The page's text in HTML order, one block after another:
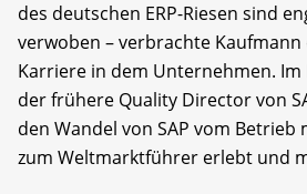
des deutschen ERP-Riesen sind
verwoben – verbrachte
Karriere in dem Unternehmen.
der frühere Quality Director von
den Wandel von SAP vom Betrieb
zum Weltmarktführer erlebt und